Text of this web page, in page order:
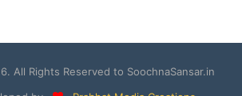
All Rights Reserved to SoochnaSansar.in